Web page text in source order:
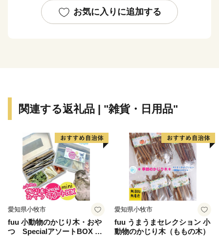
ために、料亭・割烹の文化が発展しており、山の幸も海
の幸も容易にそろう見附市ならではの「料亭の味」が職
す。見附市のまちづくりを、ふるさと納税という形でご
ご支援のお礼の品として、コシヒカリやニット製品、料
亭の味の詰め合わせなどを用意しました。ぜひ直に見附
を感じていただければ幸いです。
================================
【返礼品やお申込みに関するお問合せ先】
見附市ふるさと納税事務局
お気に入りに追加する
関連する返礼品 | "雑貨・日用品"
愛知県小牧市
fuu 小動物のかじり木・おや
つ SpecialアソートBOX mi
愛知県小牧市
fuu うまうまセレクション 小
動物のかじり木（ももの木）